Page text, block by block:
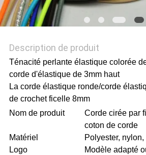
POLITIQUE
DE
CONFIDENTIALITÉ
Description de produit
Ténacité perlante élastique colorée
corde d'élastique de 3mm haut
La corde élastique ronde/corde
de crochet ficelle 8mm
Nom de produit
Corde cirée par
coton de corde
Matériel
Polyester, nylon,
Logo
Modèle adapté